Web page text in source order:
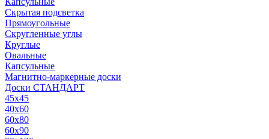
Скрытая подсветка
Прямоугольные
Скругленные углы
Круглые
Овальные
Капсульные
Магнитно-маркерные доски
Доски СТАНДАРТ
45x45
40x60
60x80
60x90